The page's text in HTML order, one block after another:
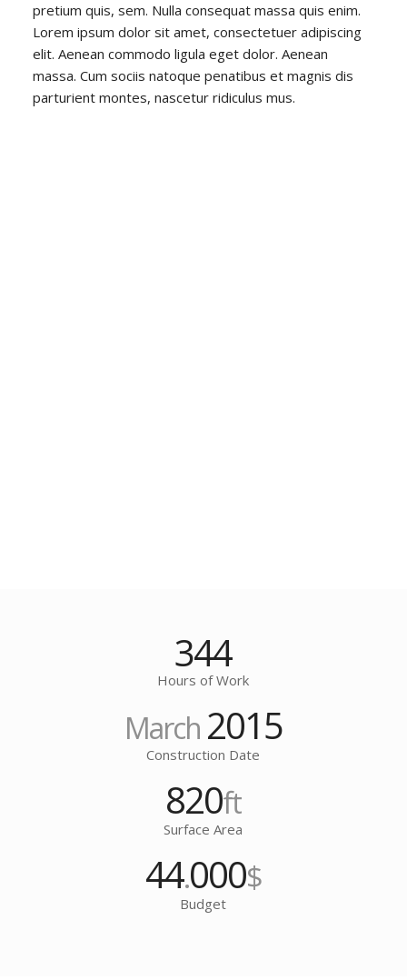
pretium quis, sem. Nulla consequat massa quis enim.
Lorem ipsum dolor sit amet, consectetuer adipiscing
elit. Aenean commodo ligula eget dolor. Aenean
massa. Cum sociis natoque penatibus et magnis dis
parturient montes, nascetur ridiculus mus.
344
Hours of Work
March 2015
Construction Date
820ft
Surface Area
44.000$
Budget